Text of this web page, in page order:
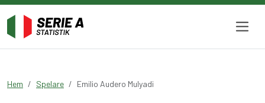
Hem Spelare Emilio Audero Mulyadi